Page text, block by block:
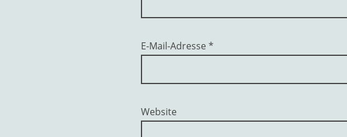
E-Mail-Adresse *
Website